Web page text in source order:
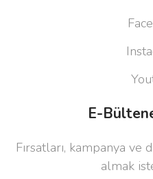
E-
Fırsatları, kampanya
almak